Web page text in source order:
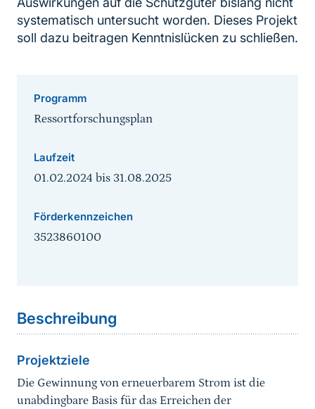
systematisch untersucht worden. Dieses Projekt
soll dazu beitragen Kenntnislücken zu schließen.
Programm
Ressortforschungsplan
Laufzeit
01.02.2024 bis 31.08.2025
Förderkennzeichen
3523860100
Beschreibung
Projektziele
Die Gewinnung von erneuerbarem Strom ist die
unabdingbare Basis für das Erreichen der